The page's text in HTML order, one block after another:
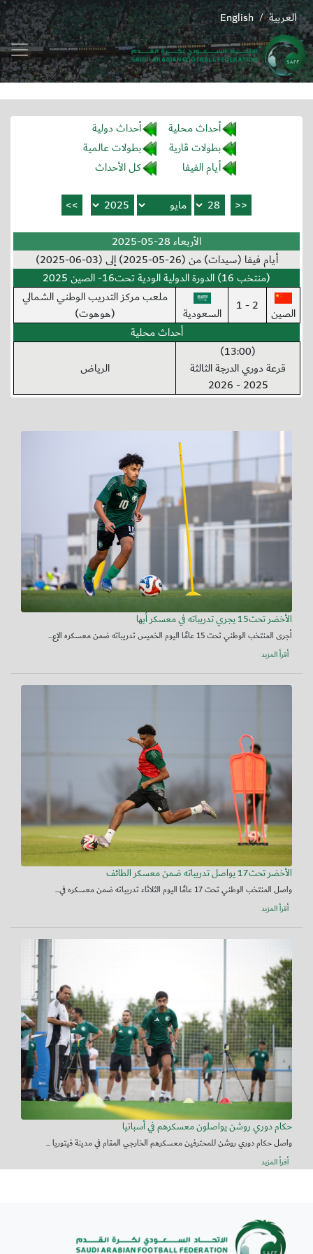
English / العربية
أحداث محلية
أحداث دولية
بطولات قارية
بطولات عالمية
أيام الفيفا
كل الأحداث
الأربعاء 28-05-2025
أيام فيفا (سيدات) من (26-05-2025) إلى (03-06-2025)
(منتخب 16) الدورة الدولية الودية تحت16- الصين 2025
الصين
2 - 1 السعودية
ملعب مركز التدريب الوطني الشمالي
(هوهوت)
أحداث محلية
(13:00)
قرعة دوري الدرجة الثالثة
2025 - 2026
الرياض
الأخضر تحت15 يجري تدريباته في معسكر أبها
أجرى المنتخب الوطني تحت 15 عامًا اليوم الخميس تدريباته ضمن معسكره الإع...
أقرأ المزيد
الأخضر تحت17 يواصل تدريباته ضمن معسكر الطائف
واصل المنتخب الوطني تحت 17 عامًا اليوم الثلاثاء تدريباته ضمن معسكره في...
أقرأ المزيد
حكام دوري روشن يواصلون معسكرهم في أسبانيا
واصل حكام دوري روشن للمحترفين معسكرهم الخارجي المقام في مدينة فيتوريا ...
أقرأ المزيد